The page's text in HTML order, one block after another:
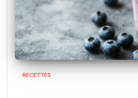
RECETTES